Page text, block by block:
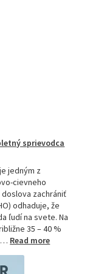
sprievodca
jedným z
cievneho
zachrániť
odhaduje, že
ľudí na svete. Na
35 – 40 %
Read more: